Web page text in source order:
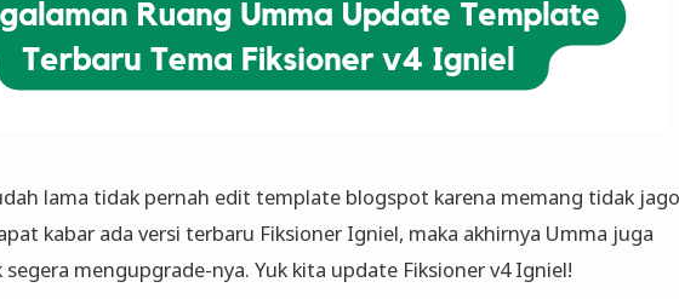
lama tidak pernah edit template blogspot karena memang tidak jago
kabar ada versi terbaru Fiksioner Igniel, maka akhirnya Umma juga
mengupgrade-nya. Yuk kita update Fiksioner v4 Igniel!